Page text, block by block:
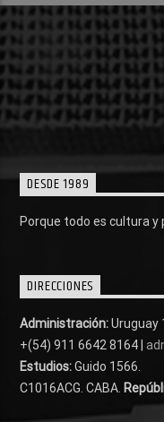
DESDE 1989
Porque todo es cultura y
DIRECCIONES
Administración:Uruguay
+(54) 911 6642 8164 |
Estudios:Guido 1566.
C1016ACG . CABA.